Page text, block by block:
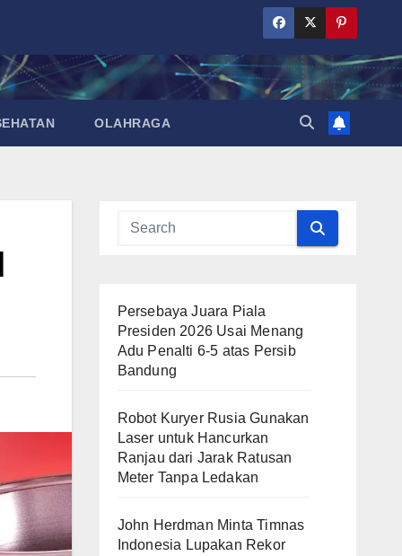
OLAHRAGA
Persebaya Juara Piala
Presiden 2026 Usai Menang
Adu Penalti 6-5 atas Persib
Bandung
Robot Kuryer Rusia Gunakan
Laser untuk Hancurkan
Ranjau dari Jarak Ratusan
Meter Tanpa Ledakan
John Herdman Minta Timnas
Indonesia Lupakan Rekor